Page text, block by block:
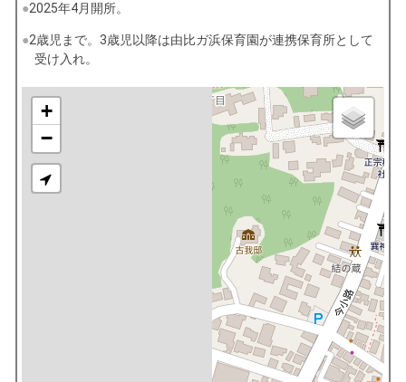
2025年4月開所。
2歳児まで。3歳児以降は由比ガ浜保育園が連携保育所として
受け入れ。
+
−